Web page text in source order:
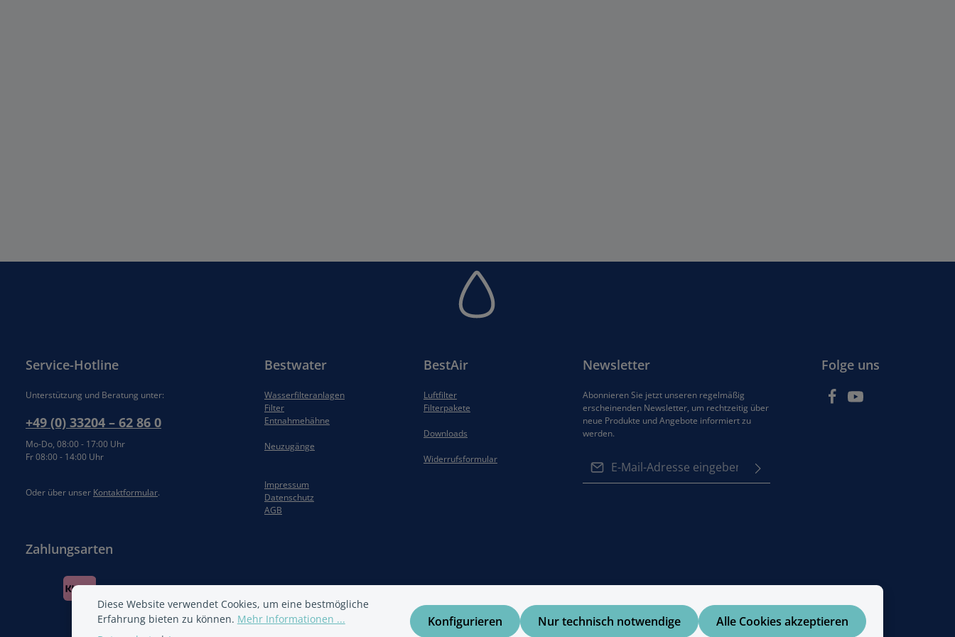
Service-Hotline
Unterstützung und Beratung unter:
+49 (0) 33204 – 62 86 0
Mo-Do, 08:00 - 17:00 Uhr
Fr 08:00 - 14:00 Uhr
Oder über unser Kontaktformular.
Bestwater
Wasserfilteranlagen
Filter
Entnahmehähne
Neuzugänge
Impressum
Datenschutz
AGB
BestAir
Luftfilter
Filterpakete
Downloads
Widerrufsformular
Newsletter
Abonnieren Sie jetzt unseren regelmäßig
erscheinenden Newsletter, um rechtzeitig über
neue Produkte und Angebote informiert zu
werden.
Folge uns
Zahlungsarten
Diese Website verwendet Cookies, um eine bestmögliche
Erfahrung bieten zu können. Mehr Informationen ...
Nur technisch notwendige
Konfigurieren Alle Cookies akzeptieren